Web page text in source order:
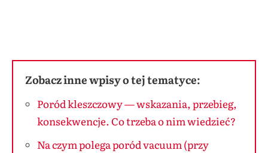
Zobacz inne wpisy o tej tematyce:
Poród kleszczowy — wskazania, przebieg,
konsekwencje. Co trzeba o nim wiedzieć?
Na czym polega poród vacuum (przy